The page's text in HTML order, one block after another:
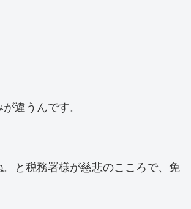
違うんです。
と税務署様が慈悲のこころで、免